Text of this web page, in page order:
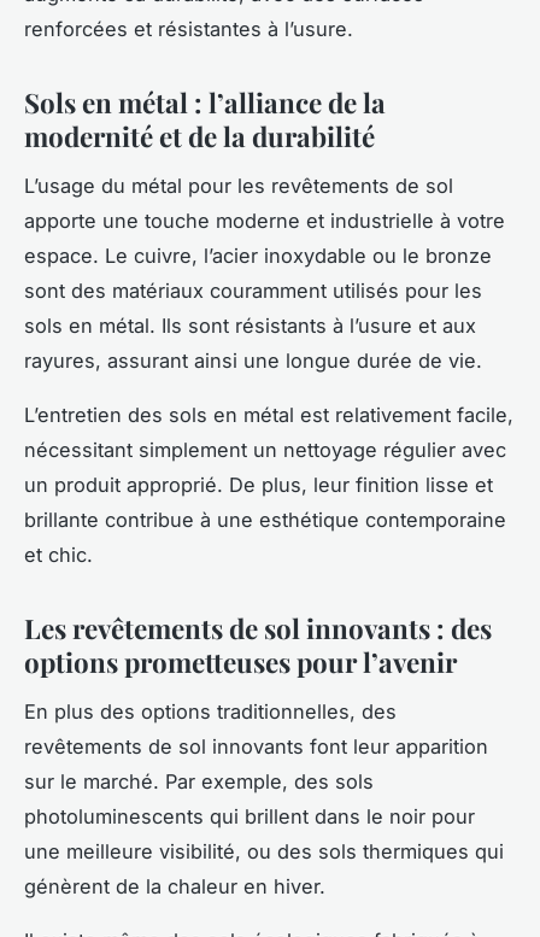
renforcées et résistantes à l’usure.
Sols en métal : l’alliance de la
modernité et de la durabilité
L’usage du métal pour les revêtements de sol
apporte une touche moderne et industrielle à votre
espace. Le cuivre, l’acier inoxydable ou le bronze
sont des matériaux couramment utilisés pour les
sols en métal. Ils sont résistants à l’usure et aux
rayures, assurant ainsi une longue durée de vie.
L’entretien des sols en métal est relativement facile,
nécessitant simplement un nettoyage régulier avec
un produit approprié. De plus, leur finition lisse et
brillante contribue à une esthétique contemporaine
et chic.
Les revêtements de sol innovants : des
options prometteuses pour l’avenir
En plus des options traditionnelles, des
revêtements de sol innovants font leur apparition
sur le marché. Par exemple, des sols
photoluminescents qui brillent dans le noir pour
une meilleure visibilité, ou des sols thermiques qui
génèrent de la chaleur en hiver.